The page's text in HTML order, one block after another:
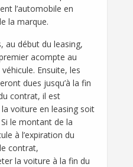
l’automobile en
la marque.
au début du leasing,
acompte au
Ensuite, les
dues jusqu’à la fin
contrat, il est
voiture en leasing soit
le montant de la
à l’expiration du
contrat,
la voiture à la fin du